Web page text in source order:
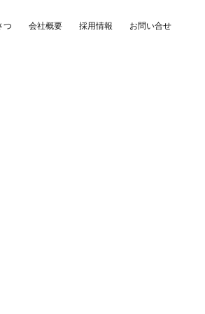
つ 会社概要 採用情報 お問い合せ